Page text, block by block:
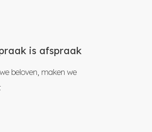
is afspraak
beloven, maken we